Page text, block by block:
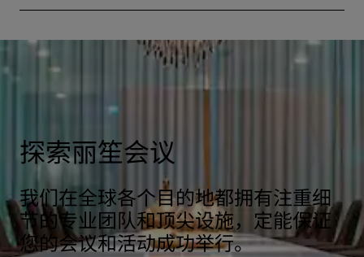
探索丽笙会议
我们在全球各个目的地都拥有注重细
节的专业团队和顶尖设施，定能保证
您的会议和活动成功举行。